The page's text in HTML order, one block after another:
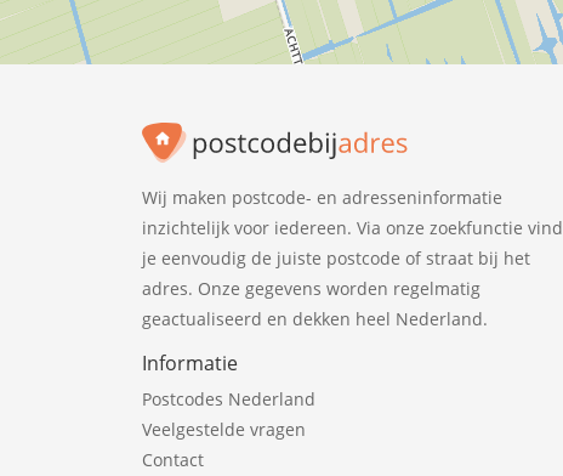
Wij maken postcode- en adresseninformatie
inzichtelijk voor iedereen. Via onze zoekfunctie vind
je eenvoudig de juiste postcode of straat bij het
adres. Onze gegevens worden regelmatig
geactualiseerd en dekken heel Nederland.
Informatie
Postcodes Nederland
Veelgestelde vragen
Contact